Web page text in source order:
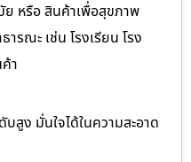
หรือ สินค้าเพื่อสุขภาพ
รณะ เช่น โรงเรียน โรง
า
สูง มั่นใจได้ในความสะอาด